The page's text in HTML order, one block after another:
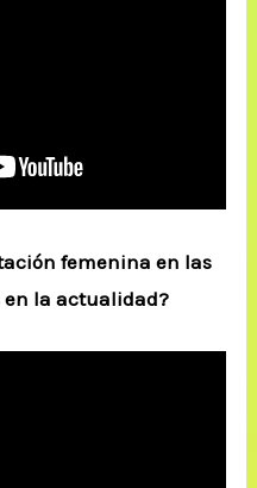
femenina en las
en la actualidad?